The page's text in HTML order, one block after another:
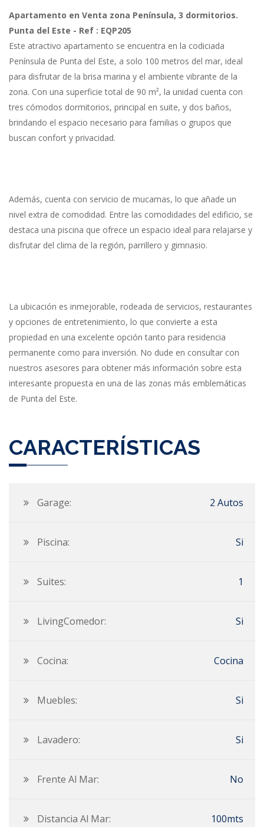
Apartamento en Venta zona Península, 3 dormitorios.
Punta del Este - Ref : EQP205
Este atractivo apartamento se encuentra en la codiciada
Península de Punta del Este, a solo 100 metros del mar, ideal
para disfrutar de la brisa marina y el ambiente vibrante de la
zona. Con una superficie total de 90 m², la unidad cuenta con
tres cómodos dormitorios, principal en suite, y dos baños,
brindando el espacio necesario para familias o grupos que
buscan confort y privacidad.
Además, cuenta con servicio de mucamas, lo que añade un
nivel extra de comodidad. Entre las comodidades del edificio, se
destaca una piscina que ofrece un espacio ideal para relajarse y
disfrutar del clima de la región, parrillero y gimnasio.
La ubicación es inmejorable, rodeada de servicios, restaurantes
y opciones de entretenimiento, lo que convierte a esta
propiedad en una excelente opción tanto para residencia
permanente como para inversión. No dude en consultar con
nuestros asesores para obtener más información sobre esta
interesante propuesta en una de las zonas más emblemáticas
de Punta del Este.
CARACTERÍSTICAS
Garage: 2 Autos
Piscina: Si
Suites: 1
LivingComedor: Si
Cocina: Cocina
Muebles: Si
Lavadero: Si
Frente Al Mar: No
Distancia Al Mar: 100mts